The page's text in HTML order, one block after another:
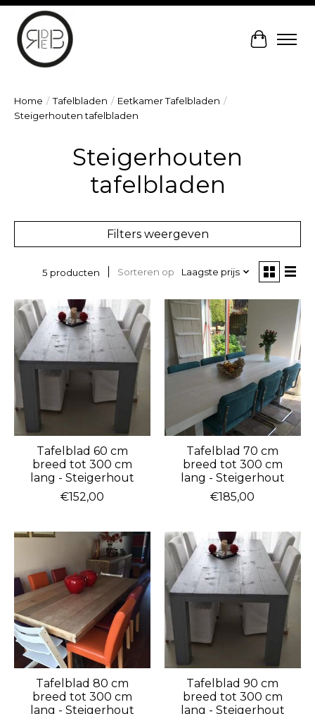
Home / Tafelbladen / Eetkamer Tafelbladen /
Steigerhouten tafelbladen
Steigerhouten
tafelbladen
Filters weergeven
5 producten Sorteren op Laagste prijs
Tafelblad 60 cm
breed tot 300 cm
lang - Steigerhout
€152,00
Tafelblad 70 cm
breed tot 300 cm
lang - Steigerhout
€185,00
Tafelblad 80 cm
breed tot 300 cm
lang - Steigerhout
Tafelblad 90 cm
breed tot 300 cm
lang - Steigerhout